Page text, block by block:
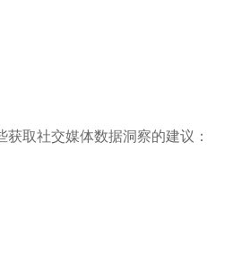
取社交媒体数据洞察的建议：